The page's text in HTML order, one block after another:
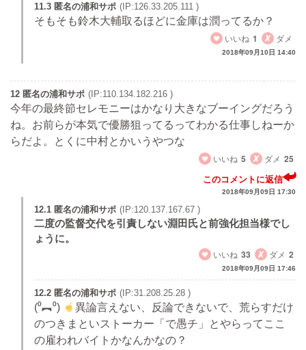
11.3 匿名の浦和サポ (IP:126.33.205.111 )
そもそも鈴木大輔取るほどに金庫は潤ってるか？
いいね 1 ダメ
2018年09月10日 14:40
12 匿名の浦和サポ (IP:110.134.182.216 )
今年の最終節セレモニーはかなり大きなブーイングだろう
ね。お前らが本気で優勝狙ってるってわかる仕事しねーか
らだよ。とくに中村とかいうやつな
いいね 5 ダメ 25
このコメントに返信
2018年09月09日 17:30
12.1 匿名の浦和サポ (IP:120.137.167.67 )
二度の監督交代を引責しない淵田氏と前強化担当様でし
ょうに。
いいね 33 ダメ 2
2018年09月09日 17:46
12.2 匿名の浦和サポ (IP:31.208.25.28 )
(⁰︻⁰)
異論言えない、反論できないで、荒らすだけ
のつきまといストーカー「で愚チ」とやらってここ
の雇われバイトかなんかなの？